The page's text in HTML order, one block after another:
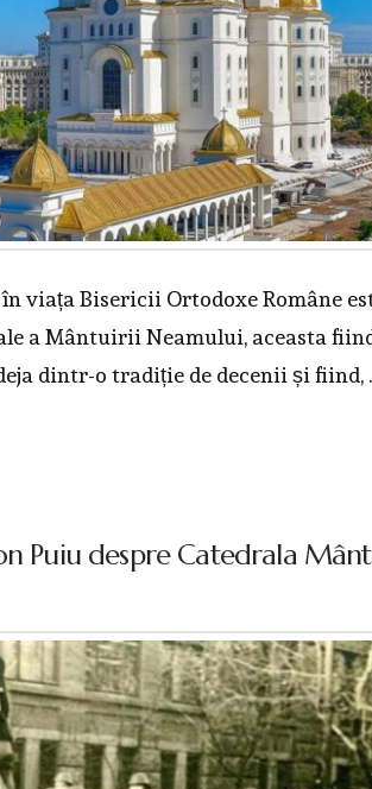
viața Bisericii Ortodoxe Române
a Mântuirii Neamului, aceasta
dintr-o tradiție de decenii și fiind,
Puiu despre Catedrala